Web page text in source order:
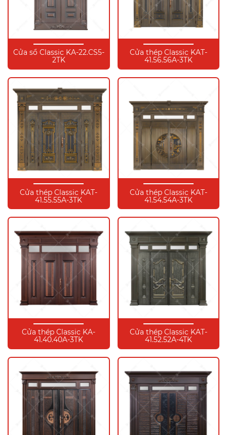
Cửa sổ Classic KA-22.CS5-
2TK
Cửa thép Classic KAT-
41.56.56A-3TK
Cửa thép Classic KAT-
41.55.55A-3TK
Cửa thép Classic KAT-
41.54.54A-3TK
Cửa thép Classic KA-
41.40.40A-3TK
Cửa thép Classic KAT-
41.52.52A-4TK